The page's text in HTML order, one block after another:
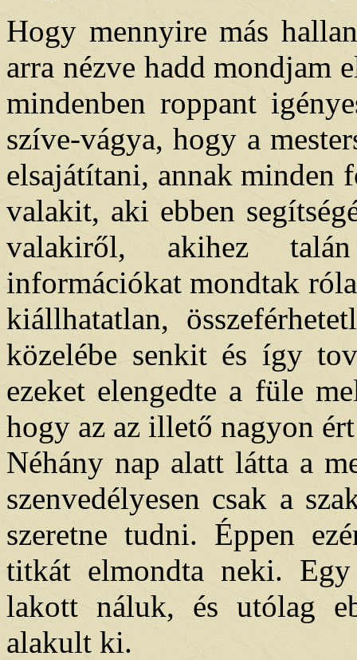
Hogy mennyire más
arra nézve hadd mondjam
mindenben roppant
szíve-vágya, hogy a
elsajátítani, annak minden
valakit, aki ebben
valakiről, akihez
információkat mondtak
kiállhatatlan,
közelébe senkit és így
ezeket elengedte a füle
hogy az az illető nagyon
Néhány nap alatt látta a
szenvedélyesen csak a
szeretne tudni. Éppen
titkát elmondta neki.
lakott náluk, és utólag
alakult ki.